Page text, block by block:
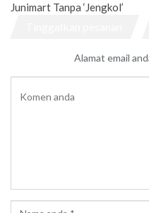
Junimart Tanpa ‘Jengkol’
Alamat email